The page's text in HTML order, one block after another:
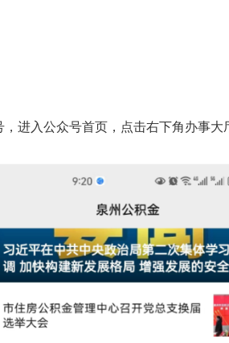
入公众号首页，点击右下角办事大